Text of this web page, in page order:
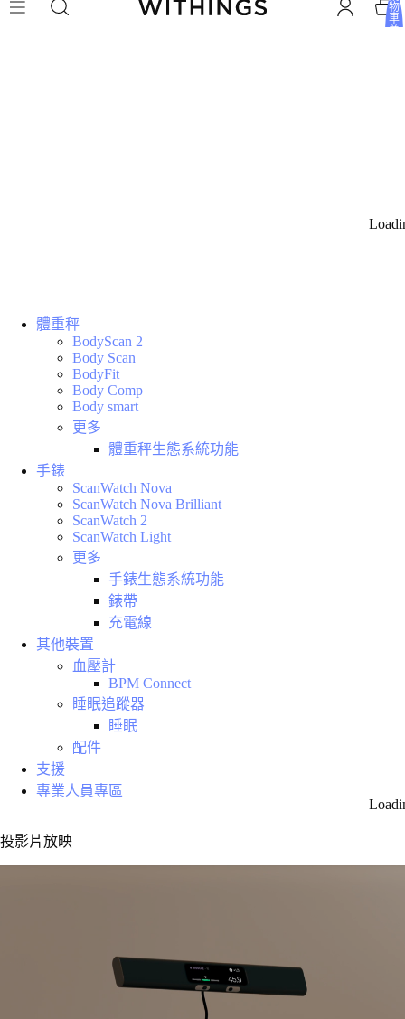
物
車
商
體重秤
BodyScan 2
Body Scan
BodyFit
Body Comp
Body smart
更多
體重秤生態系統功能
手錶
ScanWatch Nova
ScanWatch Nova Brilliant
ScanWatch 2
ScanWatch Light
更多
手錶生態系統功能
錶帶
充電線
其他裝置
血壓計
BPM Connect
睡眠追蹤器
睡眠
配件
支援
專業人員專區
投影片放映